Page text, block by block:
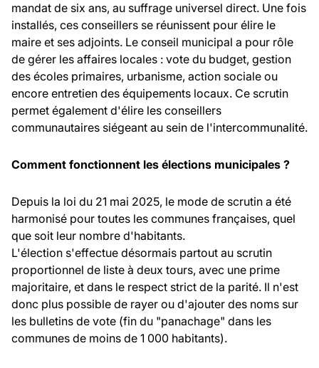
mandat de six ans, au suffrage universel direct. Une fois
installés, ces conseillers se réunissent pour élire le
maire et ses adjoints. Le conseil municipal a pour rôle
de gérer les affaires locales : vote du budget, gestion
des écoles primaires, urbanisme, action sociale ou
encore entretien des équipements locaux. Ce scrutin
permet également d'élire les conseillers
communautaires siégeant au sein de l'intercommunalité.
Comment fonctionnent les élections municipales ?
Depuis la loi du 21 mai 2025, le mode de scrutin a été
harmonisé pour toutes les communes françaises, quel
que soit leur nombre d'habitants.
L'élection s'effectue désormais partout au scrutin
proportionnel de liste à deux tours, avec une prime
majoritaire, et dans le respect strict de la parité. Il n'est
donc plus possible de rayer ou d'ajouter des noms sur
les bulletins de vote (fin du "panachage" dans les
communes de moins de 1 000 habitants).